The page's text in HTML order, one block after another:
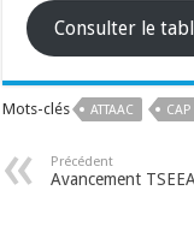
Consulter le
Mots-clés ATTAAC CAP
Précédent
Avancement